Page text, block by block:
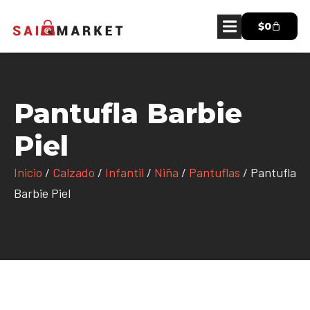
$0
Pantufla Barbie
Piel
Inicio / Calzado / Infantil / Niña / Pantuflas / Pantufla
Barbie Piel